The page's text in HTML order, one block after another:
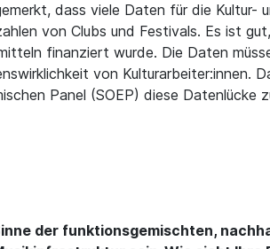
dass viele Daten für die
von Clubs und Festivals. Es ist
finanziert wurde. Die Daten
von Kulturarbeiter:innen.
Panel (SOEP) diese Datenlücke
der funktionsgemischten,